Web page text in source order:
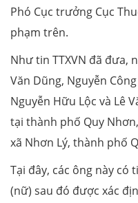
Phó Cục trưởng Cục
phạm trên.
Như tin TTXVN đã đưa,
Văn Dũng, Nguyễn
Nguyễn Hữu Lộc và Lê
tại thành phố Quy
xã Nhơn Lý, thành phố
Tại đây, các ông này có
(nữ) sau đó được xác